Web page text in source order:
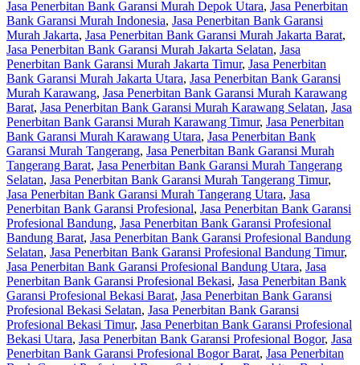
Jasa Penerbitan Bank Garansi Murah Depok Utara, Jasa Penerbitan
Bank Garansi Murah Indonesia, Jasa Penerbitan Bank Garansi
Murah Jakarta, Jasa Penerbitan Bank Garansi Murah Jakarta Barat,
Jasa Penerbitan Bank Garansi Murah Jakarta Selatan, Jasa
Penerbitan Bank Garansi Murah Jakarta Timur, Jasa Penerbitan
Bank Garansi Murah Jakarta Utara, Jasa Penerbitan Bank Garansi
Murah Karawang, Jasa Penerbitan Bank Garansi Murah Karawang
Barat, Jasa Penerbitan Bank Garansi Murah Karawang Selatan, Jasa
Penerbitan Bank Garansi Murah Karawang Timur, Jasa Penerbitan
Bank Garansi Murah Karawang Utara, Jasa Penerbitan Bank
Garansi Murah Tangerang, Jasa Penerbitan Bank Garansi Murah
Tangerang Barat, Jasa Penerbitan Bank Garansi Murah Tangerang
Selatan, Jasa Penerbitan Bank Garansi Murah Tangerang Timur,
Jasa Penerbitan Bank Garansi Murah Tangerang Utara, Jasa
Penerbitan Bank Garansi Profesional, Jasa Penerbitan Bank Garansi
Profesional Bandung, Jasa Penerbitan Bank Garansi Profesional
Bandung Barat, Jasa Penerbitan Bank Garansi Profesional Bandung
Selatan, Jasa Penerbitan Bank Garansi Profesional Bandung Timur,
Jasa Penerbitan Bank Garansi Profesional Bandung Utara, Jasa
Penerbitan Bank Garansi Profesional Bekasi, Jasa Penerbitan Bank
Garansi Profesional Bekasi Barat, Jasa Penerbitan Bank Garansi
Profesional Bekasi Selatan, Jasa Penerbitan Bank Garansi
Profesional Bekasi Timur, Jasa Penerbitan Bank Garansi Profesional
Bekasi Utara, Jasa Penerbitan Bank Garansi Profesional Bogor, Jasa
Penerbitan Bank Garansi Profesional Bogor Barat, Jasa Penerbitan